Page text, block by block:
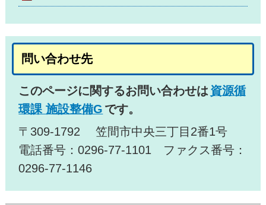
問い合わせ先
このページに関するお問い合わせは 資源循
環課 施設整備G です。
〒309-1792 笠間市中央三丁目2番1号
電話番号：0296-77-1101 ファクス番号：
0296-77-1146